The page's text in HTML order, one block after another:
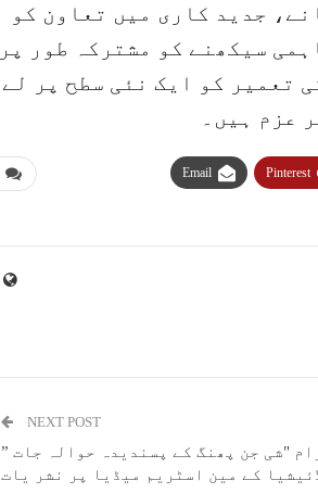
جدید کاری میں تعاون کو
سیکھنے کو مشترکہ طور پر
تعمیر کو ایک نئی سطح پر لے
عزم ہیں۔
Pinterest
Email
NEXT POST
"شی جن پھنگ کے پسندیدہ حوالہ جات ”
کے مین اسٹریم میڈیا پر نشر یات